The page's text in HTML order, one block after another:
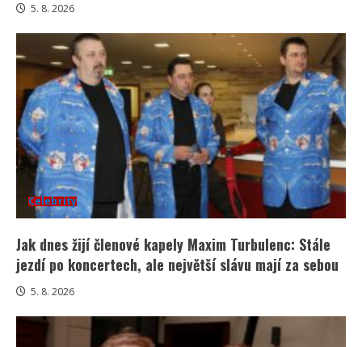
5. 8. 2026
Celebrity
Jak dnes žijí členové kapely Maxim Turbulenc: Stále
jezdí po koncertech, ale největší slávu mají za sebou
5. 8. 2026